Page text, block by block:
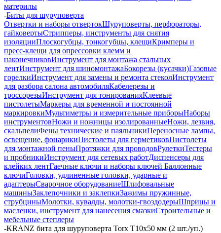
материлы
-Биты для шуруповерта
Отвертки и наборы отвертокШуруповерты, перфораторы,
гайковертыСтрипперы, инструменты для снятия
изоляцииПлоскогубцы, тонкогубцы, клещиКримперы и
пресс-клещи для опрессовки клемм и
наконечниковИнструмент для монтажа стальных
лентИнструмент для шиномонтажаБокорезы (кусачки)Газовые
горелкиИнструмент для замены и ремонта стеколИнструмент
для разбора салона автомобиляКабелерезы и
троссорезыИнструмент для тонированияКлеевые
пистолетыМаркеры для временной и постоянной
маркировкиМультиметры и измерительные приборыНаборы
инструментовНожи и ножницы изолированныеНожи, лезвия,
скальпелиФены технические и паяльникиПереносные лампы,
освещение, фонарикиПистолеты для герметиковПистолеты
для монтажной пеныПротяжки для проводовРулеткиТестеры
и пробникиИнструмент для сетевых работДиспенсеры для
клейких лентГаечные ключи и наборы ключей Баллонные
ключиГоловки, удлиненные головки, ударные и
адаптерыСварочное оборудованиеШлифовальные
машиныЗаклепочники и заклепкиЗажимы пружинные,
струбциныМолотки, кувалды, молотки-гвоздодерыШприцы и
масленки, инструмент для нанесения смазкиСтроительные и
мебельные степлеры
-KRANZ бита для шуруповерта Torx T10х50 мм (2 шт./уп.)